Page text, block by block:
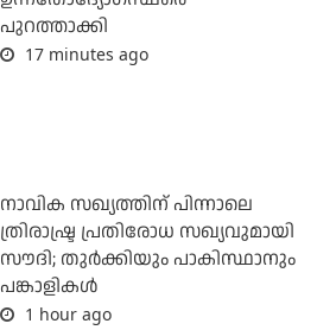
പുറത്താക്കി
17 minutes ago
നാവിക സഖ്യത്തിന് പിന്നാലെ
ത്രിരാഷ്ട്ര പ്രതിരോധ സഖ്യവുമായി
സൗദി; തുര്‍ക്കിയും പാകിസ്ഥാനും
പങ്കാളികള്‍
1 hour ago